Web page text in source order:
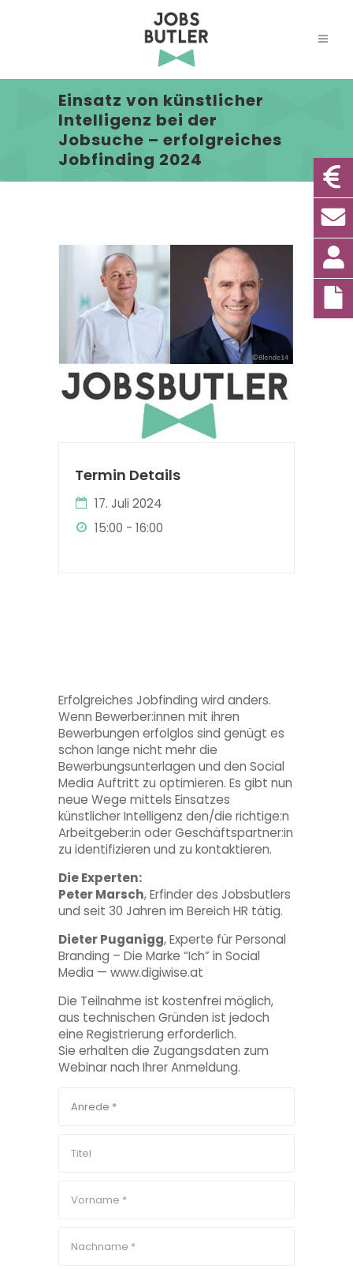
Einsatz von künstlicher
Intelligenz bei der
Jobsuche – erfolgreiches
Jobfinding 2024
Termin Details
17. Juli 2024
15:00 - 16:00
Erfolgreiches Jobfinding wird anders.
Wenn Bewerber:innen mit ihren
Bewerbungen erfolglos sind genügt es
schon lange nicht mehr die
Bewerbungsunterlagen und den Social
Media Auftritt zu optimieren. Es gibt nun
neue Wege mittels Einsatzes
künstlicher Intelligenz den/die richtige:n
Arbeitgeber:in oder Geschäftspartner:in
zu identifizieren und zu kontaktieren.
Die Experten:
Peter Marsch, Erfinder des Jobsbutlers
und seit 30 Jahren im Bereich HR tätig.
Dieter Puganigg, Experte für Personal
Branding – Die Marke “Ich” in Social
Media — www.digiwise.at
Die Teilnahme ist kostenfrei möglich,
aus technischen Gründen ist jedoch
eine Registrierung erforderlich.
Sie erhalten die Zugangsdaten zum
Webinar nach Ihrer Anmeldung.